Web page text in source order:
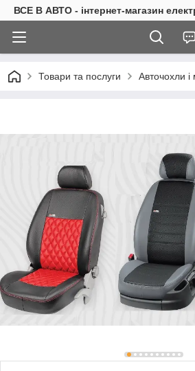
ВСЕ В АВТО - інтернет-магазин
Товари та послуги Авточохли і